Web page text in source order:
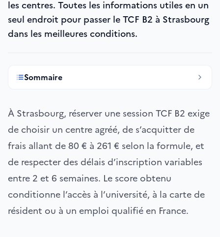
les centres. Toutes les informations utiles en un
seul endroit pour passer le TCF B2 à Strasbourg
dans les meilleures conditions.
Sommaire
À Strasbourg, réserver une session TCF B2 exige
de choisir un centre agréé, de s’acquitter de
frais allant de 80 € à 261 € selon la formule, et
de respecter des délais d’inscription variables
entre 2 et 6 semaines. Le score obtenu
conditionne l’accès à l’université, à la carte de
résident ou à un emploi qualifié en France.